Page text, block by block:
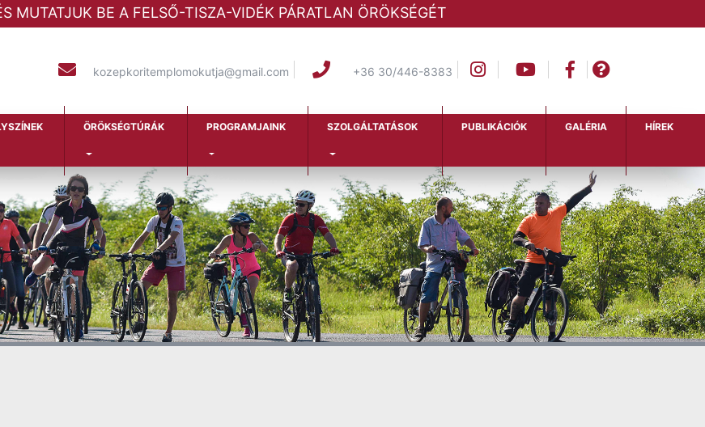
MUTATJUK BE A FELSŐ-TISZA-VIDÉK PÁRATLAN ÖRÖKSÉGÉT
kozepkoritemplomokutja@gmail.com +36 30/446-8383
ÖRÖKSÉGTÚRÁK PROGRAMJAINK SZOLGÁLTATÁSOK PUBLIKÁCIÓK GALÉRIA HÍREK